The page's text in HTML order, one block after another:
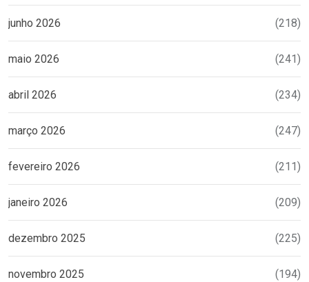
junho 2026 (218)
maio 2026 (241)
abril 2026 (234)
março 2026 (247)
fevereiro 2026 (211)
janeiro 2026 (209)
dezembro 2025 (225)
novembro 2025 (194)